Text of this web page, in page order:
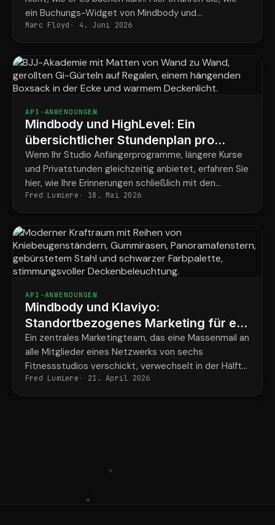
ein Buchungs-Widget von Mindbody und
ShopConnect dieses Problem endgültig lösen.
Marc Floyd 4. Juni 2026
API-ANWENDUNGEN
Mindbody und HighLevel: Ein
übersichtlicher Stundenplan pro
Schüler für alle Programme
Wenn Ihr Studio Anfängerprogramme, längere Kurse
und Privatstunden gleichzeitig anbietet, erfahren Sie
hier, wie Ihre Erinnerungen schließlich mit den
tatsächlichen Buchungen der einzelnen Schüler
übereinstimmen.
Fred Lumiere 18. Mai 2026
API-ANWENDUNGEN
Mindbody und Klaviyo:
Standortbezogenes Marketing für ein
Krafttrainingsnetzwerk mit 6 Studios
Ein zentrales Marketingteam, das eine Massenmail an
alle Mitglieder eines Netzwerks von sechs
Fitnessstudios verschickt, verwechselt in der Hälfte
der Fälle den Namen des Trainers und die Adresse
des Fitnessstudios.
Fred Lumiere 21. April 2026